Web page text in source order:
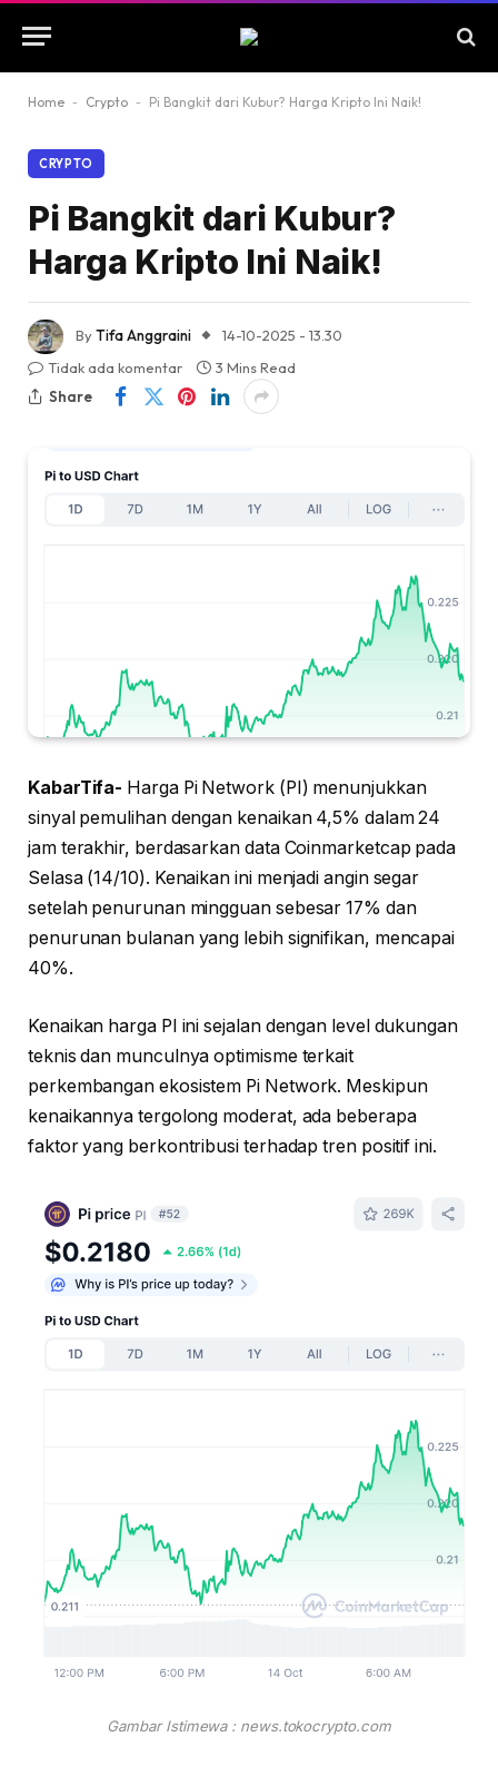
Home - Crypto - Pi Bangkit dari Kubur? Harga Kripto Ini Naik!
CRYPTO
Pi Bangkit dari Kubur?
Harga Kripto Ini Naik!
ByTifa Anggraini
14-10-2025 - 13.30
Tidak ada komentar
3 Mins Read
Share
KabarTifa- Harga Pi Network (PI) menunjukkan
sinyal pemulihan dengan kenaikan 4,5% dalam 24
jam terakhir, berdasarkan data Coinmarketcap pada
Selasa (14/10). Kenaikan ini menjadi angin segar
setelah penurunan mingguan sebesar 17% dan
penurunan bulanan yang lebih signifikan, mencapai
40%.
Kenaikan harga PI ini sejalan dengan level dukungan
teknis dan munculnya optimisme terkait
perkembangan ekosistem Pi Network. Meskipun
kenaikannya tergolong moderat, ada beberapa
faktor yang berkontribusi terhadap tren positif ini.
Gambar Istimewa : news.tokocrypto.com